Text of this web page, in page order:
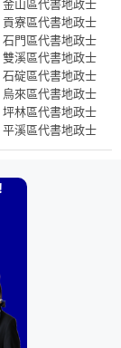
金山區代書地政士
貢寮區代書地政士
石門區代書地政士
雙溪區代書地政士
石碇區代書地政士
烏來區代書地政士
坪林區代書地政士
平溪區代書地政士